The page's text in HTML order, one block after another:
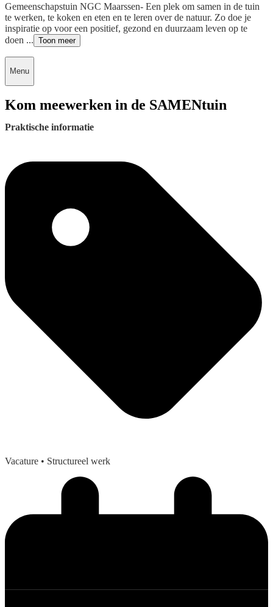
Gemeenschapstuin NGC Maarssen- Een plek om samen in de tuin
te werken, te koken en eten en te leren over de natuur. Zo doe je
inspiratie op voor een positief, gezond en duurzaam leven op te
doen ... Toon meer
Menu
Kom meewerken in de SAMENtuin
Praktische informatie
Vacature • Structureel werk